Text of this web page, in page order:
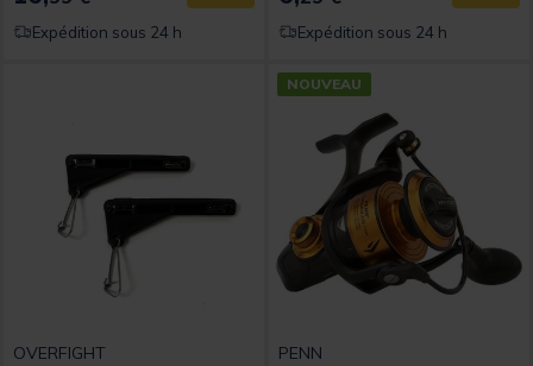
Expédition sous 24 h Expédition sous 24 h
OVERFIGHT
NOUVEAU
PENN